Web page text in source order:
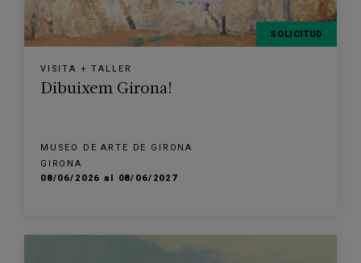
SOLICITUD
VISITA + TALLER
Dibuixem Girona!
MUSEO DE ARTE DE GIRONA
GIRONA
08/06/2026 al 08/06/2027